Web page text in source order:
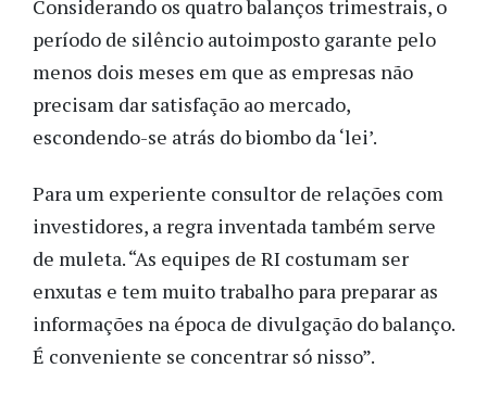
Considerando os quatro balanços trimestrais, o
período de silêncio autoimposto garante pelo
menos dois meses em que as empresas não
precisam dar satisfação ao mercado,
escondendo-se atrás do biombo da ‘lei’.
Para um experiente consultor de relações com
investidores, a regra inventada também serve
de muleta. “As equipes de RI costumam ser
enxutas e tem muito trabalho para preparar as
informações na época de divulgação do balanço.
É conveniente se concentrar só nisso”.